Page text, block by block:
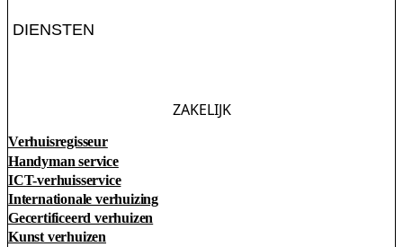
DIENSTEN
ZAKELIJK
Verhuisregisseur
Handyman service
ICT-verhuisservice
Internationale verhuizing
Gecertificeerd verhuizen
Kunst verhuizen